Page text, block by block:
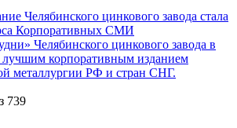
Челябинского цинкового завода стала
Корпоративных СМИ
Челябинского цинкового завода в
лучшим корпоративным изданием
металлургии РФ и стран СНГ.
739